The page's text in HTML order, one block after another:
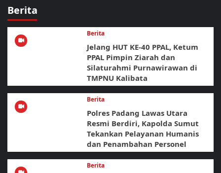
Berita
Berita
Jelang HUT KE-40 PPAL, Ketum
PPAL Pimpin Ziarah dan
Silaturahmi Purnawirawan di
TMPNU Kalibata
Berita
Polres Padang Lawas Utara
Resmi Berdiri, Kapolda Sumut
Tekankan Pelayanan Humanis
dan Penambahan Personel
Berita